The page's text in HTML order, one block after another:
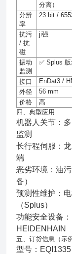
分离）
分辨
率
23 bit /
抗污
/抗
磁
ji强
振动
监测
✅ Splus
接口 EnDat3 /
外径
56 mm
价格
高
四、典型应用
机器人关节：
监测
长行程伺服：
端
恶劣环境：油
备）
预测性维护：
（Splus）
功能安全设备
HEIDENHAIN
五、订货信息（示例
型号：